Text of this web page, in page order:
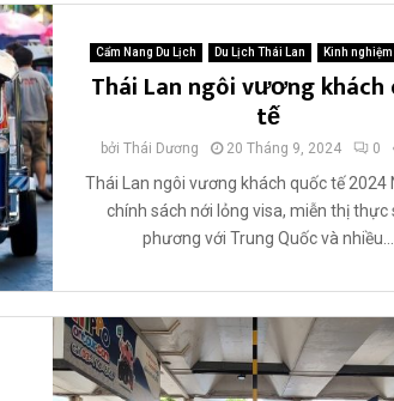
Cẩm Nang Du Lịch Du Lịch Thái Lan Kinh
Thái Lan ngôi vương khách
tế
bởi Thái Dương 20 Tháng 9, 2024 0
Thái Lan ngôi vương khách quốc tế 2024
chính sách nới lỏng visa, miễn thị thực
phương với Trung Quốc và nhiều...